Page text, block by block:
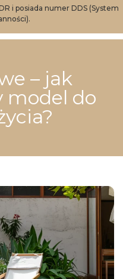
i posiada numer DDS (System
– jak
model do